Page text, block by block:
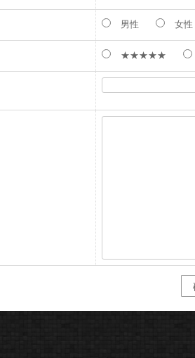
男性 女性
★★★★★